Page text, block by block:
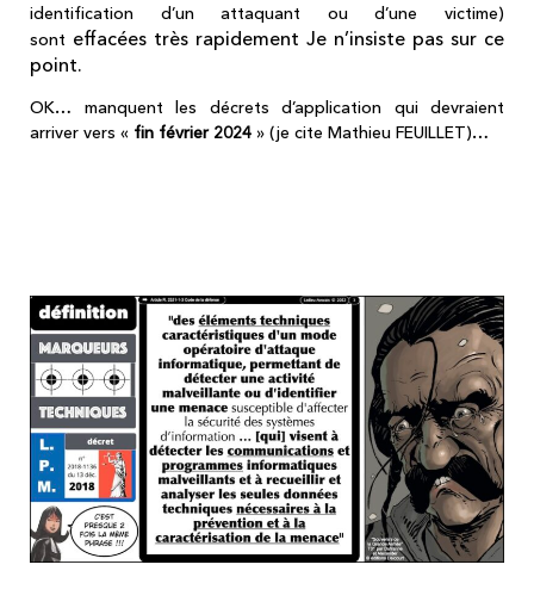
identification d’un attaquant ou d’une victime)
sont effacées très rapidement Je n’insiste pas sur ce
point.
OK… manquent les décrets d’application qui devraient
arriver vers « fin février 2024 » (je cite Mathieu FEUILLET)…